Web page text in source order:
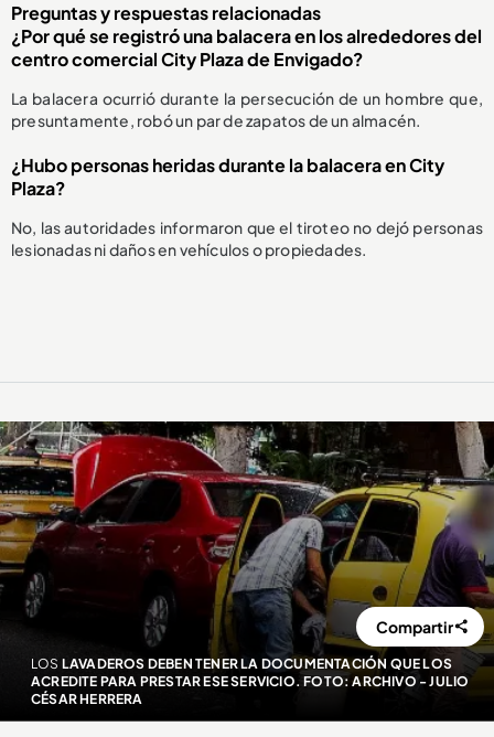
Preguntas y respuestas relacionadas
¿Por qué se registró una balacera en los alrededores del
centro comercial City Plaza de Envigado?
La balacera ocurrió durante la persecución de un hombre que,
presuntamente, robó un par de zapatos de un almacén.
¿Hubo personas heridas durante la balacera en City
Plaza?
No, las autoridades informaron que el tiroteo no dejó personas
lesionadas ni daños en vehículos o propiedades.
LOS LAVADEROS DEBEN TENER LA DOCUMENTACIÓN QUE LOS
ACREDITE PARA PRESTAR ESE SERVICIO. FOTO: ARCHIVO - JULIO
CÉSAR HERRERA
Compartir